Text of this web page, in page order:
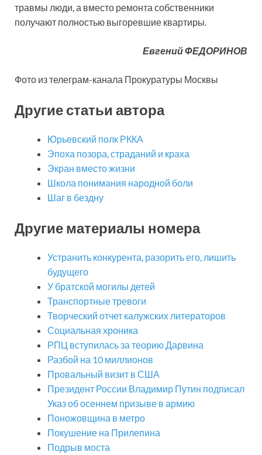
травмы люди, а вместо ремонта собственники
получают полностью выгоревшие квартиры.
Евгений ФЕДОРИНОВ
Фото из телеграм-канала Прокуратуры Москвы
Другие статьи автора
Юрьевский полк РККА
Эпоха позора, страданий и краха
Экран вместо жизни
Школа понимания народной боли
Шаг в бездну
Другие материалы номера
Устранить конкурента, разорить его, лишить
будущего
У братской могилы детей
Транспортные тревоги
Творческий отчет калужских литераторов
Социальная хроника
РПЦ вступилась за теорию Дарвина
Разбой на 10 миллионов
Провальный визит в США
Президент России Владимир Путин подписал
Указ об осеннем призыве в армию
Поножовщина в метро
Покушение на Прилепина
Подрыв моста